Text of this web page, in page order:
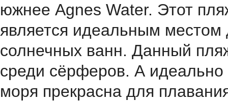
южнее Agnes Water. Этот
является идеальным
солнечных ванн. Данный
среди сёрферов. А идеально
моря прекрасна для